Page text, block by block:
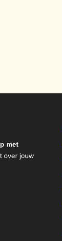
met
over jouw